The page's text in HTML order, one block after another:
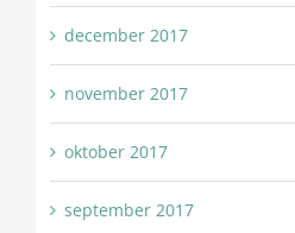
december 2017
november 2017
oktober 2017
september 2017